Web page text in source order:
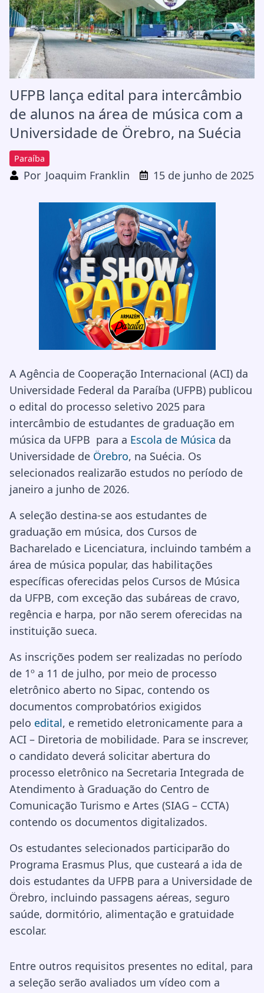
UFPB lança edital para intercâmbio
de alunos na área de música com a
Universidade de Örebro, na Suécia
Paraíba
Por Joaquim Franklin 15 de junho de 2025
A Agência de Cooperação Internacional (ACI) da
Universidade Federal da Paraíba (UFPB) publicou
o edital do processo seletivo 2025 para
intercâmbio de estudantes de graduação em
música da UFPB para a Escola de Música da
Universidade de Örebro, na Suécia. Os
selecionados realizarão estudos no período de
janeiro a junho de 2026.
A seleção destina-se aos estudantes de
graduação em música, dos Cursos de
Bacharelado e Licenciatura, incluindo também a
área de música popular, das habilitações
específicas oferecidas pelos Cursos de Música
da UFPB, com exceção das subáreas de cravo,
regência e harpa, por não serem oferecidas na
instituição sueca.
As inscrições podem ser realizadas no período
de 1º a 11 de julho, por meio de processo
eletrônico aberto no Sipac, contendo os
documentos comprobatórios exigidos
pelo edital, e remetido eletronicamente para a
ACI – Diretoria de mobilidade. Para se inscrever,
o candidato deverá solicitar abertura do
processo eletrônico na Secretaria Integrada de
Atendimento à Graduação do Centro de
Comunicação Turismo e Artes (SIAG – CCTA)
contendo os documentos digitalizados.
Os estudantes selecionados participarão do
Programa Erasmus Plus, que custeará a ida de
dois estudantes da UFPB para a Universidade de
Örebro, incluindo passagens aéreas, seguro
saúde, dormitório, alimentação e gratuidade
escolar.
Entre outros requisitos presentes no edital, para
a seleção serão avaliados um vídeo com a